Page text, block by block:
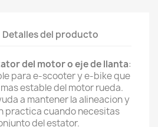
Detalles del producto
del motor o eje de llanta:
para e-scooter y e-bike que
estable del motor rueda.
a mantener la alineacion y
practica cuando necesitas
del estator.